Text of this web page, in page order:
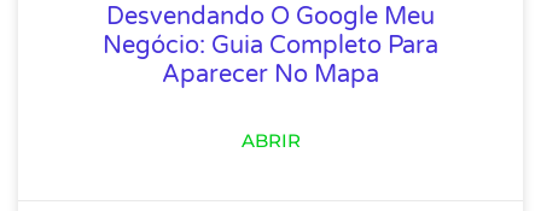
Desvendando O Google Meu
Negócio: Guia Completo Para
Aparecer No Mapa
ABRIR